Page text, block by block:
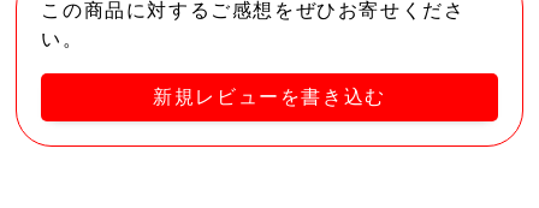
この商品に対するご感想をぜひお寄せくださ
い。
新規レビューを書き込む